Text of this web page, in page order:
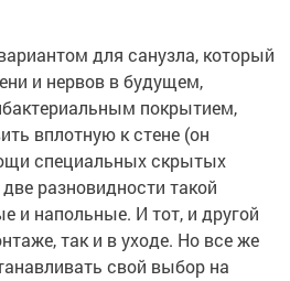
для санузла, который
и нервов в будущем,
покрытием,
вплотную к стене (он
специальных скрытых
разновидности такой
и напольные. И тот, и другой
так и в уходе. Но все же
свой выбор на